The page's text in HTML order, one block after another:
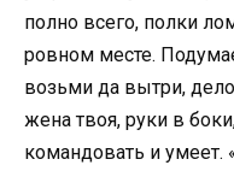
полно всего, полки
ровном месте.
возьми да вытри,
жена твоя, руки в
командовать и умеет.